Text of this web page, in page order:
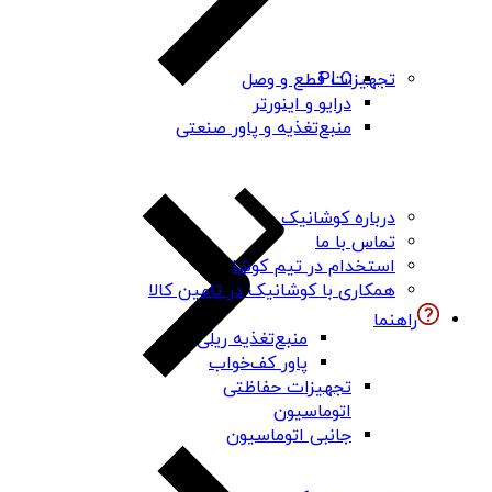
PLC
درایو و اینورتر
منبع‌تغذیه و پاور صنعتی
منبع‌تغذیه ریلی
پاور کف‌خواب
تجهیزات حفاظتی
اتوماسیون
جانبی اتوماسیون
تجهیزات قطع و وصل
درباره کوشانیک
تماس با ما
استخدام در تیم کوشا
همکاری با کوشانیک در تامین کالا
راهنما